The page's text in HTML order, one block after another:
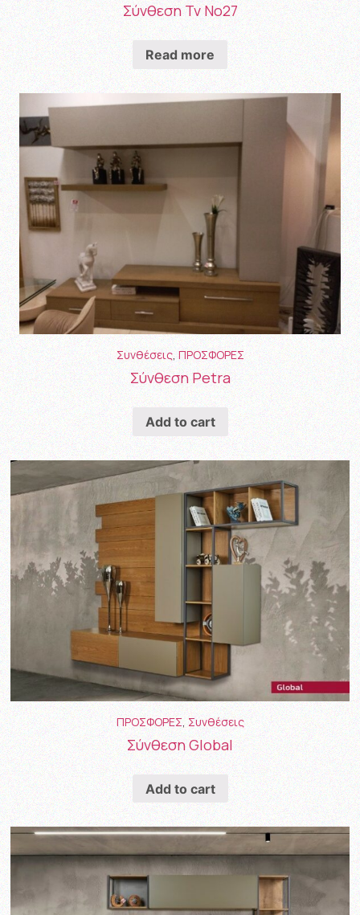
Σύνθεση Tv No27
Read more
Συνθέσεις, ΠΡΟΣΦΟΡΕΣ
Σύνθεση Petra
Add to cart
ΠΡΟΣΦΟΡΕΣ, Συνθέσεις
Σύνθεση Global
Add to cart